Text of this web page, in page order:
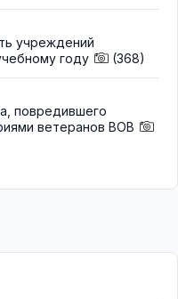
учреждений
году
(368)
повредившего
ветеранов ВОВ